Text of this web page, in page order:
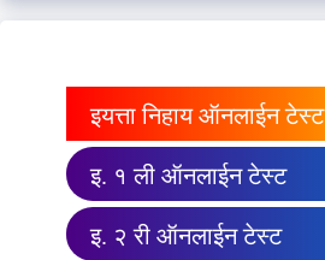
इयत्ता निहाय ऑनलाईन टेस्ट
इ. १ ली ऑनलाईन टेस्ट
इ. २ री ऑनलाईन टेस्ट